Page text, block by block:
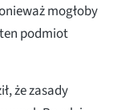
mogłoby
podmiot
że zasady